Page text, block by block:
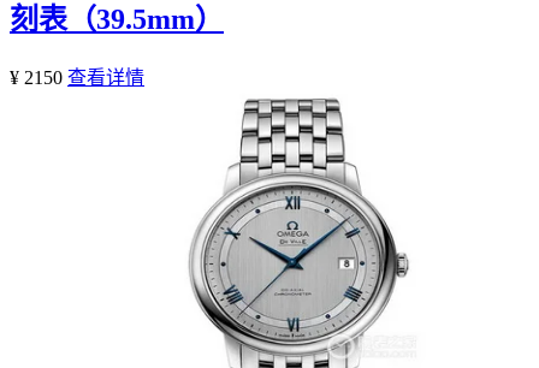
刻表（39.5mm）
¥ 2150 查看详情